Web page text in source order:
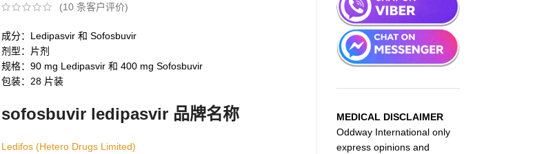
(10条客户评价)
成分：Ledipasvir 和 Sofosbuvir
剂型：片剂
规格：90 mg Ledipasvir 和 400 mg Sofosbuvir
包装：28 片装
sofosbuvir ledipasvir品牌名称
Ledifos (Hetero Drugs Limited)
MEDICAL DISCLAIMER
Oddway International only
express opinions and